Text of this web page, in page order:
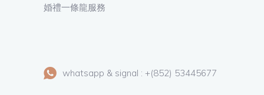
婚禮一條龍服務
whatsapp & signal : +(852) 53445677